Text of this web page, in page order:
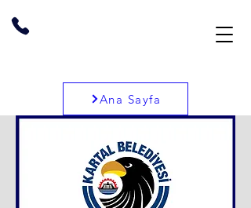
Ana Sayfa